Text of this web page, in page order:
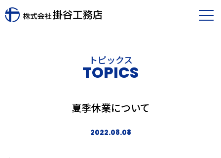
トピックス
TOPICS
夏季休業について
2022.08.08